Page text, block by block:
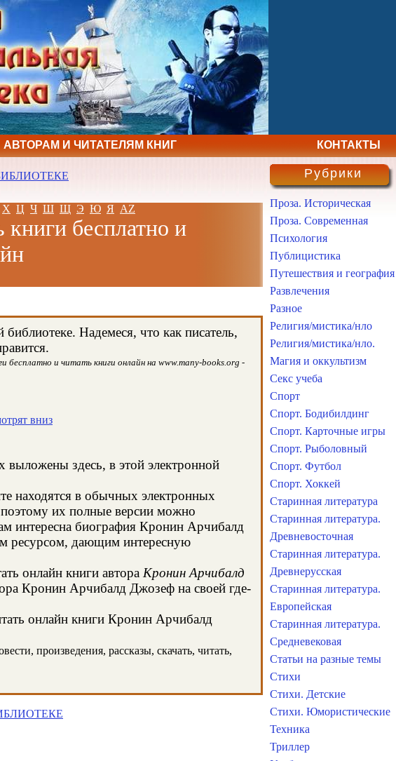
АВТОРАМ И ЧИТАТЕЛЯМ КНИГ КОНТАКТЫ
Х Ц Ч Ш Щ Э Ю Я AZ
бесплатно и
Надемеся, что как писатель,
и читать книги онлайн на www.many-books.org -
вниз
выложены здесь, в этой электронной
находятся в обычных электронных
их полные версии можно
интересна биография Кронин Арчибалд
ресурсом, дающим интересную
онлайн книги автора Кронин Арчибалд
Кронин Арчибалд Джозеф на своей где-
онлайн книги Кронин Арчибалд
произведения, рассказы, скачать, читать,
Рубрики
Проза. Историческая
Проза. Современная
Психология
Публицистика
Путешествия и география
Развлечения
Разное
Религия/мистика/нло
Религия/мистика/нло.
Магия и оккультизм
Секс учеба
Спорт
Спорт. Бодибилдинг
Спорт. Карточные игры
Спорт. Рыболовный
Спорт. Футбол
Спорт. Хоккей
Старинная литература
Старинная литература.
Древневосточная
Старинная литература.
Древнерусская
Старинная литература.
Европейская
Старинная литература.
Средневековая
Статьи на разные темы
Стихи
Стихи. Детские
Стихи. Юмористические
Техника
Триллер